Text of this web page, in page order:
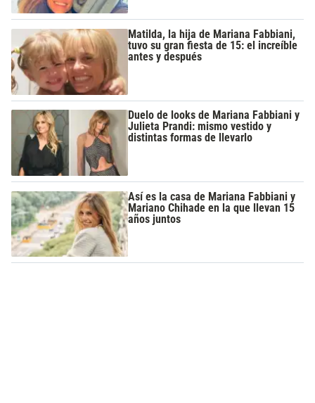
Matilda, la hija de Mariana Fabbiani,
tuvo su gran fiesta de 15: el increíble
antes y después
Duelo de looks de Mariana Fabbiani y
Julieta Prandi: mismo vestido y
distintas formas de llevarlo
Así es la casa de Mariana Fabbiani y
Mariano Chihade en la que llevan 15
años juntos